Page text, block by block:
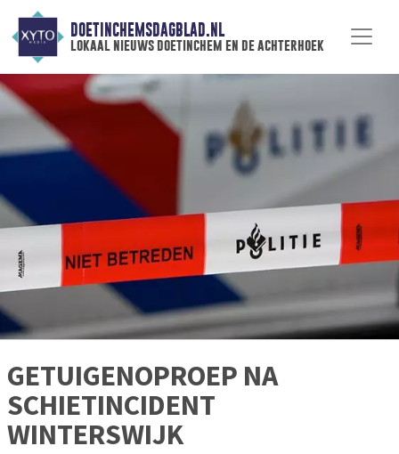
DOETINCHEMSDAGBLAD.NL
lokaal nieuws doetinchem en de achterhoek
GETUIGENOPROEP NA
SCHIETINCIDENT
WINTERSWIJK